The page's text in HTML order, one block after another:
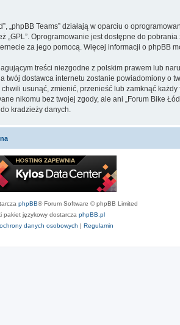
„phpBB Teams” działają w oparciu o
„GPL”. Oprogramowanie jest dostępne do pobrania
za jego pomocą. Więcej informacji o phpBB
treści niezgodne z polskim prawem lub
dostawca internetu zostanie powiadomiony o
usunąć, zmienić, przenieść lub zamknąć
nikomu bez twojej zgody, ale ani „Forum Bike
kradzieży danych.
phpBB® Forum Software © phpBB Limited
pakiet językowy dostarcza phpBB.pl
danych osobowych | Regulamin